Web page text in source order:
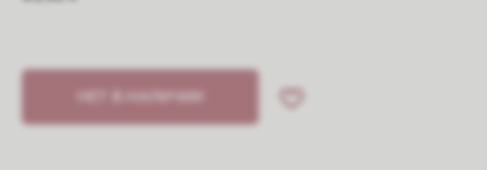
НЕТ В НАЛИЧИИ